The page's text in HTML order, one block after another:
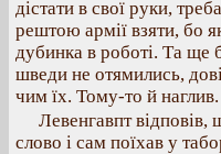
дістати в свої руки,
рештою армії взяти, бо
дубинка в роботі. Та
шведи не отямились,
чим їх. Тому-то й наглив.
Левенгавпт
слово і сам поїхав у